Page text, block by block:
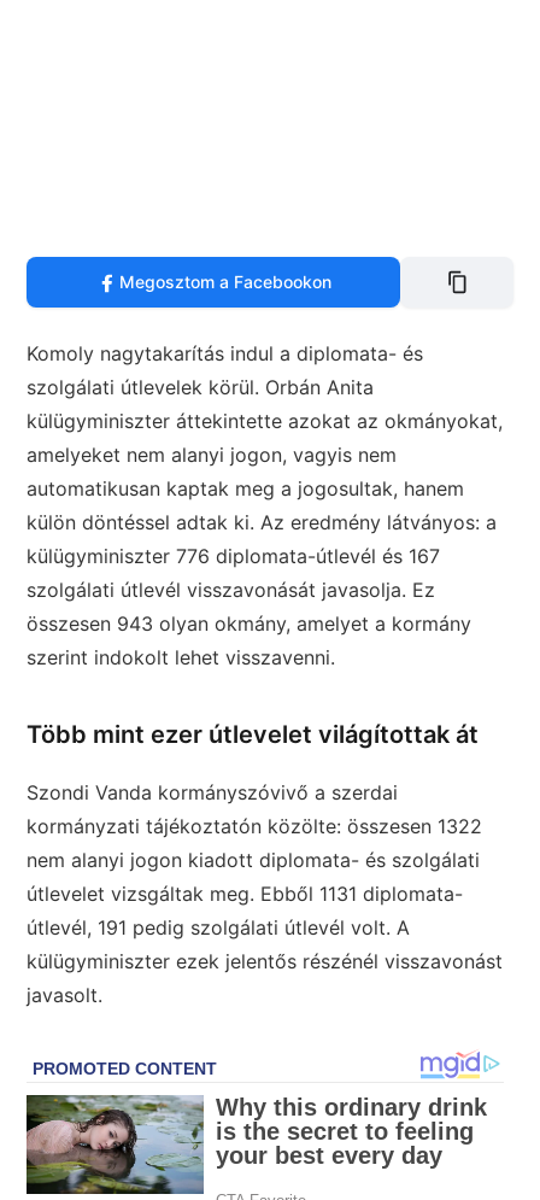
Megosztom a Facebookon
Komoly nagytakarítás indul a diplomata- és
szolgálati útlevelek körül. Orbán Anita
külügyminiszter áttekintette azokat az okmányokat,
amelyeket nem alanyi jogon, vagyis nem
automatikusan kaptak meg a jogosultak, hanem
külön döntéssel adtak ki. Az eredmény látványos: a
külügyminiszter 776 diplomata-útlevél és 167
szolgálati útlevél visszavonását javasolja. Ez
összesen 943 olyan okmány, amelyet a kormány
szerint indokolt lehet visszavenni.
Több mint ezer útlevelet világítottak át
Szondi Vanda kormányszóvivő a szerdai
kormányzati tájékoztatón közölte: összesen 1322
nem alanyi jogon kiadott diplomata- és szolgálati
útlevelet vizsgáltak meg. Ebből 1131 diplomata-
útlevél, 191 pedig szolgálati útlevél volt. A
külügyminiszter ezek jelentős részénél visszavonást
javasolt.